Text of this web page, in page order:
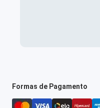
Formas de Pagamento